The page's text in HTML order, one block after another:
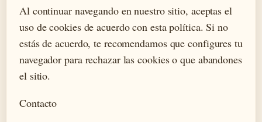
Al continuar navegando en nuestro sitio, aceptas el
uso de cookies de acuerdo con esta política. Si no
estás de acuerdo, te recomendamos que configures tu
navegador para rechazar las cookies o que abandones
el sitio.
Contacto